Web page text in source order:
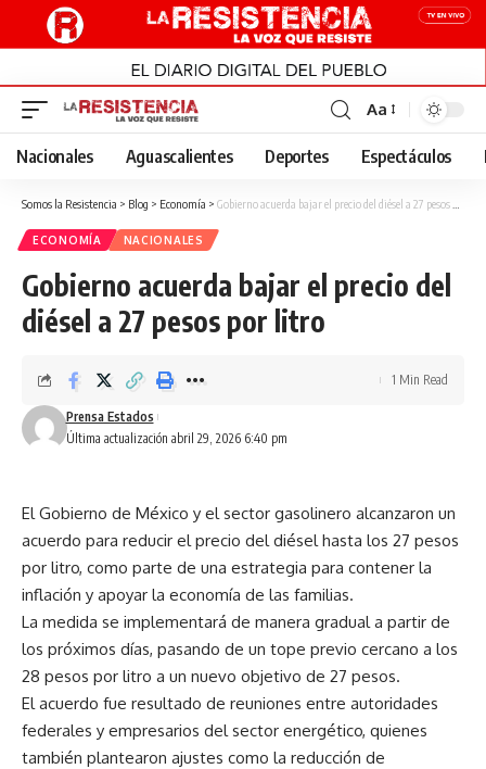
Font
Resizer
Aa
Nacionales Aguascalientes Deportes Espectáculos
Somos la Resistencia > Blog > Economía > Gobierno acuerda bajar el precio del diésel a 27 pesos por litro
ECONOMÍA NACIONALES
Gobierno acuerda bajar el precio del
diésel a 27 pesos por litro
Última actualización abril 29, 2026 6:40 pm
Prensa Estados
1 Min Read
El Gobierno de México y el sector gasolinero alcanzaron un
acuerdo para reducir el precio del diésel hasta los 27 pesos
por litro, como parte de una estrategia para contener la
inflación y apoyar la economía de las familias.
La medida se implementará de manera gradual a partir de
los próximos días, pasando de un tope previo cercano a los
28 pesos por litro a un nuevo objetivo de 27 pesos.
El acuerdo fue resultado de reuniones entre autoridades
federales y empresarios del sector energético, quienes
también plantearon ajustes como la reducción de